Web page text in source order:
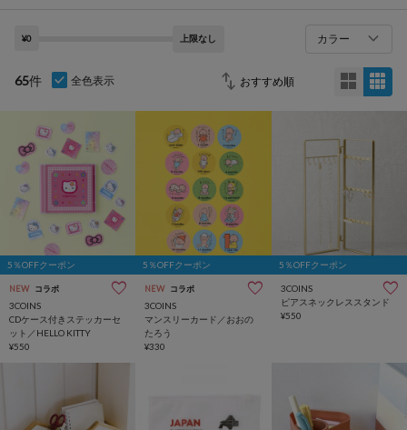
¥0 上限なし カラー
65件 全色表示
5％OFFクーポン
NEW コラボ
3COINS
CDケース付きステッカーセ
ット／HELLO KITTY
¥550
5％OFFクーポン
NEW コラボ
3COINS
マンスリーカード／おおの
たろう
¥330
5％OFFクーポン
3COINS
ピアスネックレススタンド
¥550